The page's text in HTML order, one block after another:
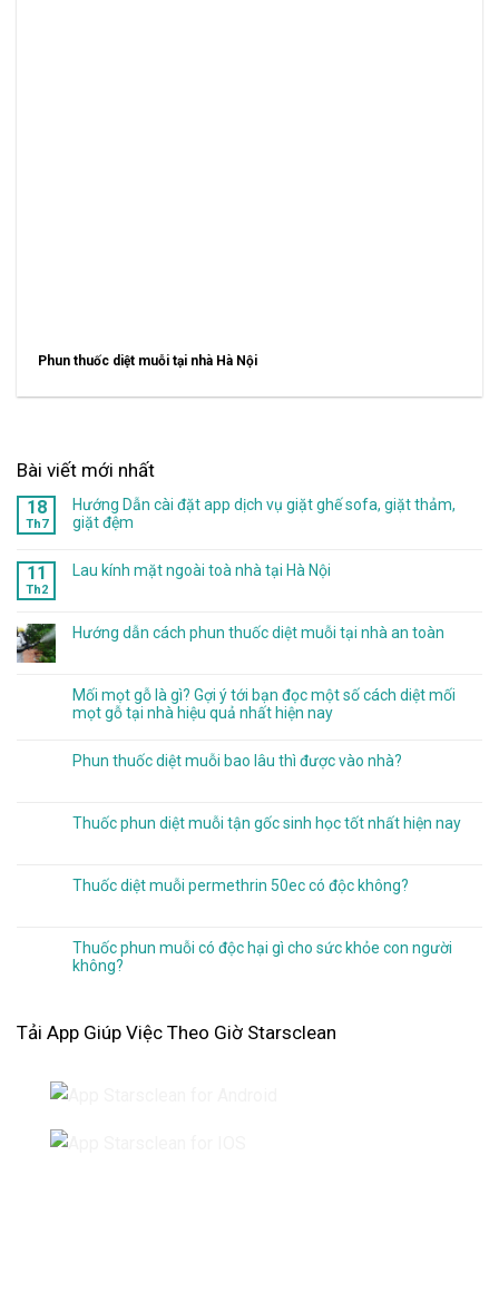
Phun thuốc diệt muỗi tại nhà Hà Nội
Bài viết mới nhất
18
Th7
Hướng Dẫn cài đặt app dịch vụ giặt ghế sofa, giặt thảm,
giặt đệm
11
Th2
Lau kính mặt ngoài toà nhà tại Hà Nội
Hướng dẫn cách phun thuốc diệt muỗi tại nhà an toàn
Mối mọt gỗ là gì? Gợi ý tới bạn đọc một số cách diệt mối
mọt gỗ tại nhà hiệu quả nhất hiện nay
Phun thuốc diệt muỗi bao lâu thì được vào nhà?
Thuốc phun diệt muỗi tận gốc sinh học tốt nhất hiện nay
Thuốc diệt muỗi permethrin 50ec có độc không?
Thuốc phun muỗi có độc hại gì cho sức khỏe con người
không?
Tải App Giúp Việc Theo Giờ Starsclean